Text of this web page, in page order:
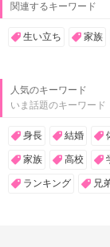
関連するキーワード
生い立ち 家族
人気のキーワード
いま話題のキーワード
身長 結婚
家族 高校
ランキング 兄